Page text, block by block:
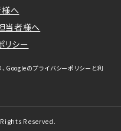
へ
当者様へ
リシー
Reserved.
Googleのプライバシーポリシー と利